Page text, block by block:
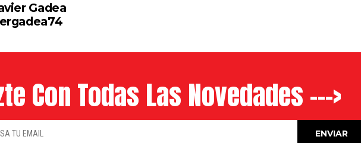
Gadea
Con Todas Las Novedades --->